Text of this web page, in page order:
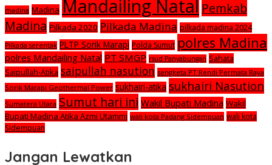
madina Madina Mandailing Natal Pemkab
Madina Pilkada 2020 Pilkada Madina pilkada madina 2024
Pilkada serentak PLTP Sorik Marapi Polda Sumut polres Madina
polres Mandailing Natal PT SMGP rsud Panyabungan Sahata
Saipullah-Atika saipullah nasution sengketa PT Rendi Permata Raya
Sorik Marapi Geothermal Power sukhairi-atika sukhairi Nasution
Sumatera Utara Sumut hari ini Wakil Bupati Madina Wakil
Bupati Madina Atika Azmi Utammi wali kota Padang Sidempuan wali kota
Sidempuan
Jangan Lewatkan